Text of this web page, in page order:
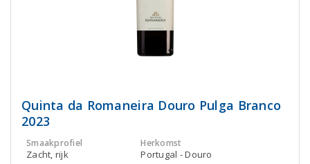
Quinta da Romaneira Douro Pulga Branco
2023
Smaakprofiel
Zacht, rijk
Herkomst
Portugal - Douro